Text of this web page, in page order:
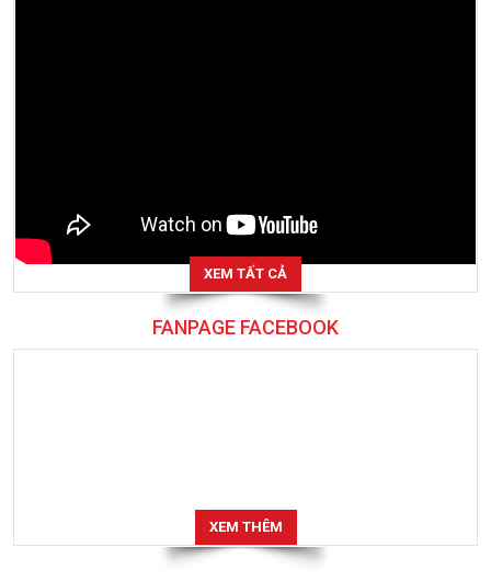
XEM TẤT CẢ
FANPAGE FACEBOOK
XEM THÊM